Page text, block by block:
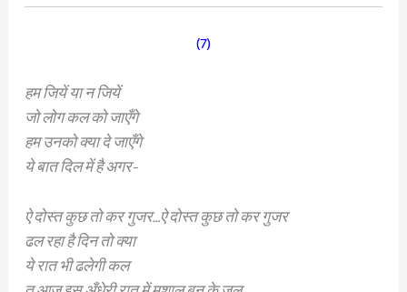
(7)
हम जियें या न जियें
जो लोग कल को जाएँगे
हम उनको क्या दे जाएँगे
ये बात दिल में है अगर-
ऐ दोस्त कुछ तो कर गुजर…ऐ दोस्त कुछ तो कर गुजर
ढल रहा है दिन तो क्या
ये रात भी ढलेगी कल